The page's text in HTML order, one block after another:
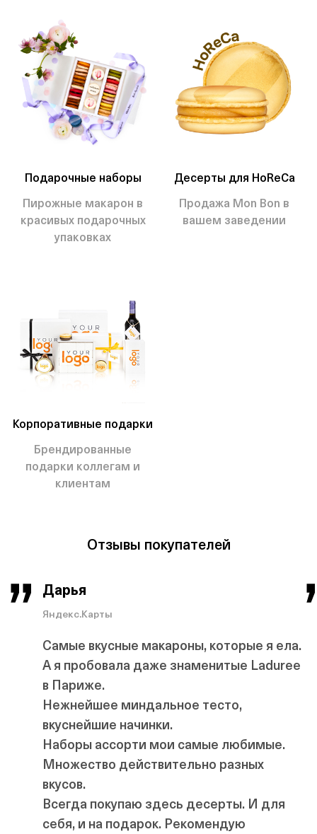
Подарочные наборы
Пирожные макарон в
красивых подарочных
упаковках
Десерты для HoReCa
Продажа Mon Bon в
вашем заведении
Корпоративные подарки
Брендированные
подарки коллегам и
клиентам
Отзывы покупателей
Дарья
Яндекс.Карты
Самые вкусные макароны, которые я ела.
А я пробовала даже знаменитые Laduree
в Париже.
Нежнейшее миндальное тесто,
вкуснейшие начинки.
Наборы ассорти мои самые любимые.
Множество действительно разных
вкусов.
Всегда покупаю здесь десерты. И для
себя, и на подарок. Рекомендую